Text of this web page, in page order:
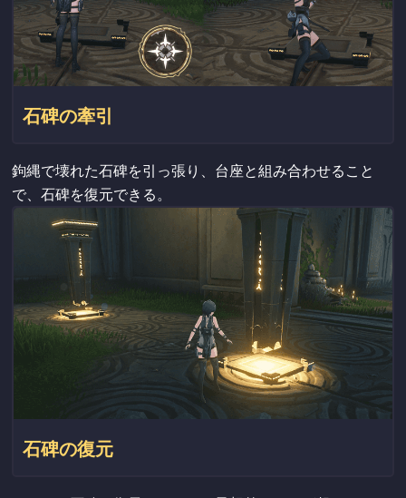
石碑の牽引
鉤縄で壊れた石碑を引っ張り、台座と組み合わせること
で、石碑を復元できる。
石碑の復元